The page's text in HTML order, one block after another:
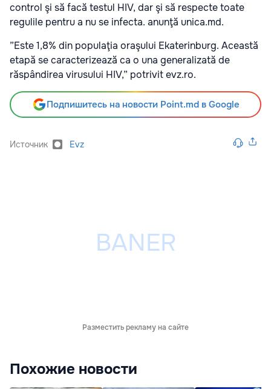
control şi să facă testul HIV, dar şi să respecte toate
regulile pentru a nu se infecta. anunţă unica.md.
”Este 1,8% din populaţia oraşului Ekaterinburg. Această
etapă se caracterizează ca o una generalizată de
răspândirea virusului HIV,” potrivit evz.ro.
Подпишитесь на новости Point.md в Google
Источник Evz
Разместить рекламу на сайте
Похожие новости